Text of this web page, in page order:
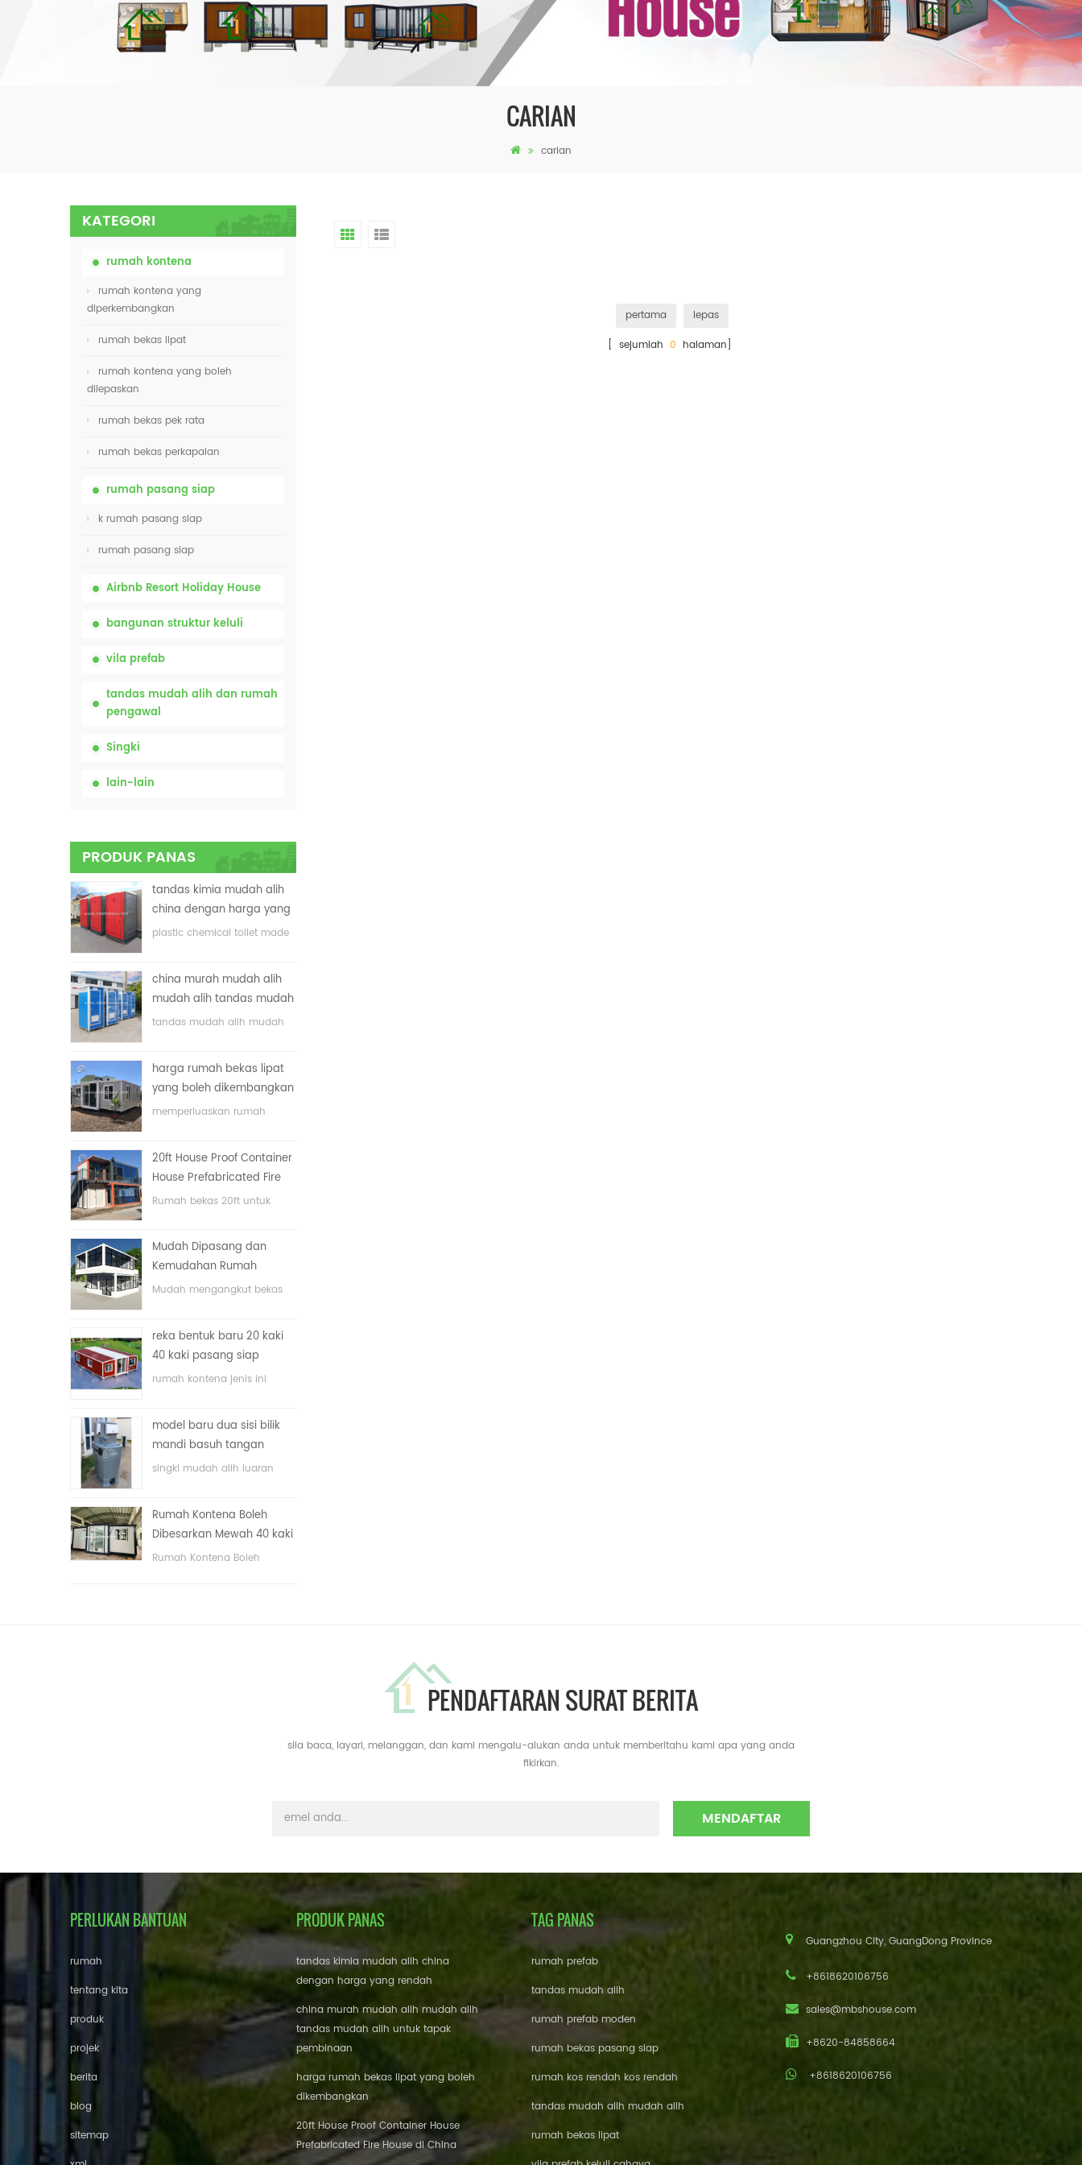
CARIAN
carian
KATEGORI
rumah kontena
rumah kontena yang
diperkembangkan
rumah bekas lipat
rumah kontena yang boleh
dilepaskan
rumah bekas pek rata
rumah bekas perkapalan
rumah pasang siap
k rumah pasang siap
rumah pasang siap
Airbnb Resort Holiday House
bangunan struktur keluli
vila prefab
tandas mudah alih dan rumah
pengawal
Singki
lain-lain
PRODUK PANAS
tandas kimia mudah alih
china dengan harga yang
rendah
plastic chemical toilet made
china murah mudah alih
mudah alih tandas mudah
alih untuk tapak
tandas mudah alih mudah
harga rumah bekas lipat
yang boleh dikembangkan
memperluaskan rumah
20ft House Proof Container
House Prefabricated Fire
House di China
Rumah bekas 20ft untuk
Mudah Dipasang dan
Kemudahan Rumah
Container Pengangkutan
Mudah mengangkut bekas
reka bentuk baru 20 kaki
40 kaki pasang siap
rumah kontena kecil yang
rumah kontena jenis ini
tidur, satu bilik mandi dan
dengan sistem elektrik.
model baru dua sisi bilik
mandi basuh tangan
awam mewah plastik
singki mudah alih luaran
Rumah Kontena Boleh
Dibesarkan Mewah 40 kaki
Dengan Tiga Bilik Tidur
Rumah Kontena Boleh
pertama
lepas
[ sejumlah0 halaman]
PENDAFTARAN SURAT BERITA
sila baca, layari, melanggan, dan kami mengalu-alukan anda untuk memberitahu kami apa yang anda
fikirkan.
PERLUKAN BANTUAN
rumah
tentang kita
produk
projek
berita
blog
sitemap
PRODUK PANAS
tandas kimia mudah alih china
dengan harga yang rendah
china murah mudah alih mudah alih
tandas mudah alih untuk tapak
pembinaan
harga rumah bekas lipat yang boleh
dikembangkan
20ft House Proof Container House
Prefabricated Fire House di China
TAG PANAS
rumah prefab
tandas mudah alih
rumah prefab moden
rumah bekas pasang siap
rumah kos rendah kos rendah
tandas mudah alih mudah alih
rumah bekas lipat
Guangzhou City, GuangDong Province
+8618620106756
sales@mbshouse.com
+8620-84858664
+8618620106756
mbshou
se.com